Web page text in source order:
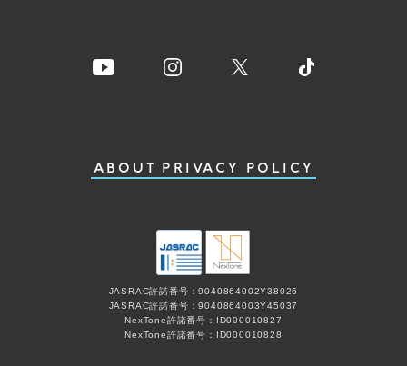
ABOUT PRIVACY POLICY
JASRAC許諾番号：9040864002Y38026
JASRAC許諾番号：9040864003Y45037
NexTone許諾番号：ID000010827
NexTone許諾番号：ID000010828